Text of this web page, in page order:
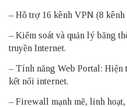
– Hỗ trợ 16 kênh VPN (8 kênh
– Kiểm soát và quản lý băng
truyền Internet.
– Tính năng Web Portal: Hiện
kết nối internet.
– Firewall mạnh mẽ, linh hoạt,